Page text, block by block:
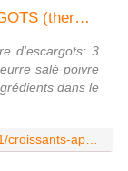
CROISSANTS APERO AUX ESCARGOTS (thermomix) - Blog cuisine Thermomix avec recettes pour le TM5 & TM31
d'escargots: 3
salé poivre
dans le